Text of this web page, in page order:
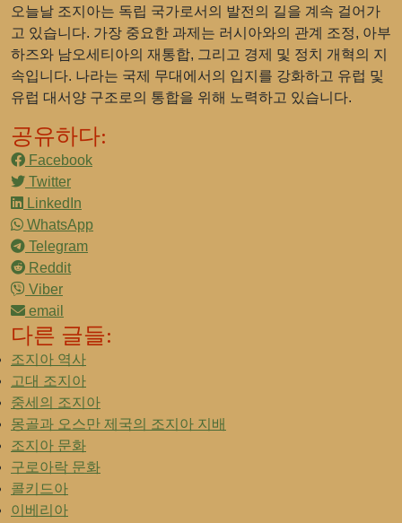
오늘날 조지아는 독립 국가로서의 발전의 길을 계속 걸어가
고 있습니다. 가장 중요한 과제는 러시아와의 관계 조정, 아부
하즈와 남오세티아의 재통합, 그리고 경제 및 정치 개혁의 지
속입니다. 나라는 국제 무대에서의 입지를 강화하고 유럽 및
유럽 대서양 구조로의 통합을 위해 노력하고 있습니다.
공유하다:
Facebook
Twitter
LinkedIn
WhatsApp
Telegram
Reddit
Viber
email
다른 글들:
조지아 역사
고대 조지아
중세의 조지아
몽골과 오스만 제국의 조지아 지배
조지아 문화
구로아락 문화
콜키드아
이베리아